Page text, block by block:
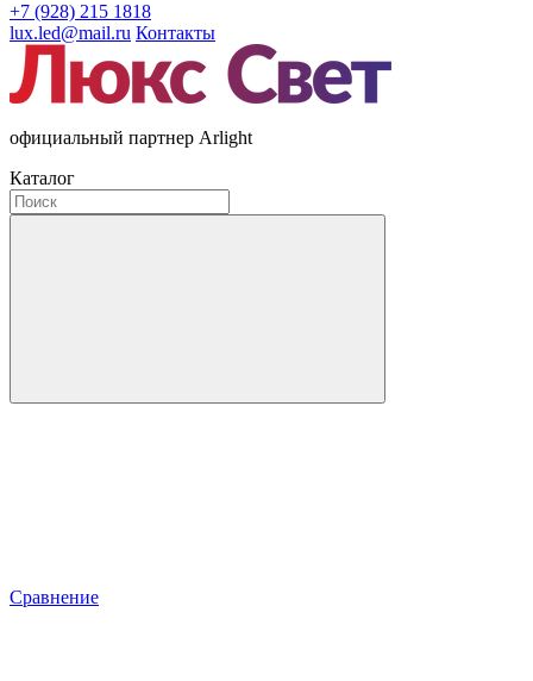
+7 (928) 215 1818
lux.led@mail.ru Контакты
официальный партнер Arlight
Каталог
Сравнение